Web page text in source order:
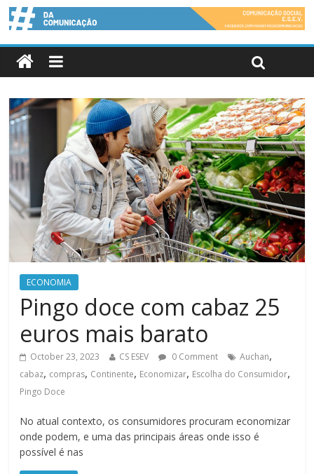
ECONOMIA
Pingo doce com cabaz 25
euros mais barato
October 23, 2023 CS ESEV 0 Comment Auchan,
cabaz, compras, Continente, Economizar, Escolha do Consumidor,
Pingo Doce
No atual contexto, os consumidores procuram economizar
onde podem, e uma das principais áreas onde isso é
possível é nas